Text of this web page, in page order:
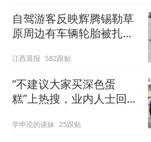
自驾游客反映辉腾锡勒草
原周边有车辆轮胎被扎，
元，官方发布情况通报
江西晨报 582跟贴
“不建议大家买深色蛋
糕”上热搜，业内人士回应
学申论的谈妹 25跟贴